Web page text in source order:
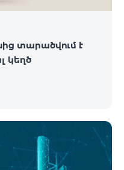
տարածվում է
կեղծ